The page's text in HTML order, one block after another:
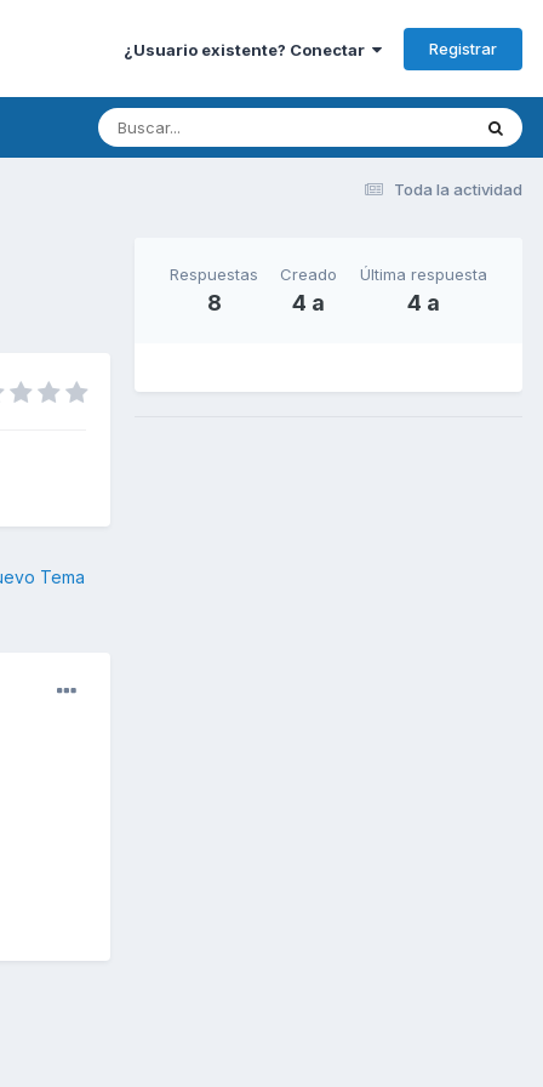
¿Usuario existente? Conectar Registrar
Toda la actividad
Tema
Respuestas
8
Creado
4 a
Última respuesta
4 a